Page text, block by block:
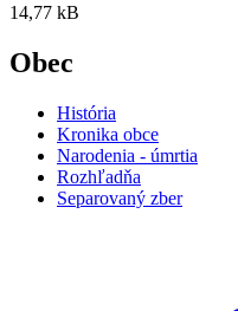
14,77 kB
Obec
História
Kronika obce
Narodenia - úmrtia
Rozhľadňa
Separovaný zber